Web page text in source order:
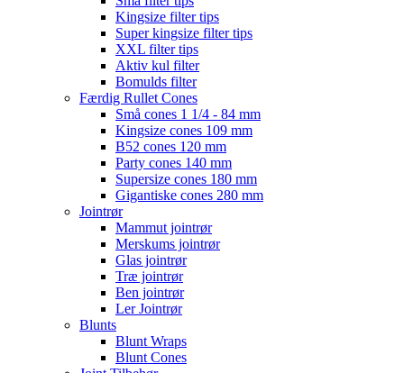
Kingsize filter tips
Super kingsize filter tips
XXL filter tips
Aktiv kul filter
Bomulds filter
Færdig Rullet Cones
Små cones 1 1/4 - 84 mm
Kingsize cones 109 mm
B52 cones 120 mm
Party cones 140 mm
Supersize cones 180 mm
Gigantiske cones 280 mm
Jointrør
Mammut jointrør
Merskums jointrør
Glas jointrør
Træ jointrør
Ben jointrør
Ler Jointrør
Blunts
Blunt Wraps
Blunt Cones